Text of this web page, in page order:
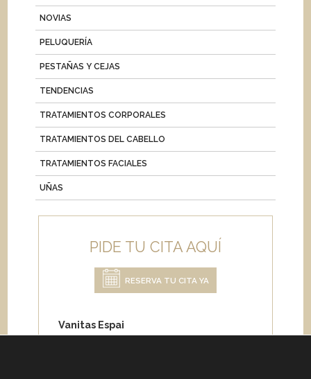
NOVIAS
PELUQUERÍA
PESTAÑAS Y CEJAS
TENDENCIAS
TRATAMIENTOS CORPORALES
TRATAMIENTOS DEL CABELLO
TRATAMIENTOS FACIALES
UÑAS
PIDE TU CITA AQUÍ
RESERVA TU CITA YA
Vanitas Espai
Carrer de Paris 204